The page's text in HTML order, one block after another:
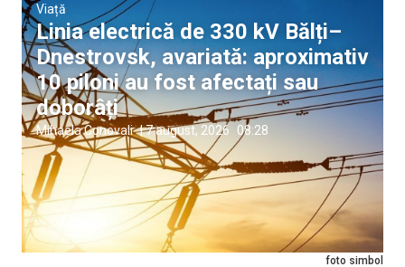
foto simbol
Viață
Linia electrică de 330 kV Bălți–
Dnestrovsk, avariată: aproximativ
10 piloni au fost afectați sau
doborâți
Mihaela Conovali |7 august, 2026 08:28